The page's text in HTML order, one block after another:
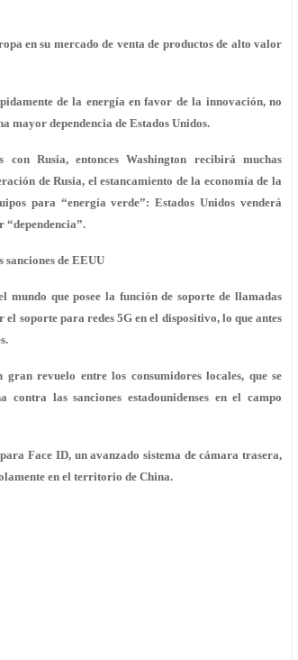
en su mercado de venta de productos de alto valor
de la energía en favor de la innovación, no
mayor dependencia de Estados Unidos.
Rusia, entonces Washington recibirá muchas
de Rusia, el estancamiento de la economía de la
para “energía verde”: Estados Unidos venderá
“dependencia”.
de EEUU
que posee la función de soporte de llamadas
soporte para redes 5G en el dispositivo, lo que antes
revuelo entre los consumidores locales, que se
las sanciones estadounidenses en el campo
Face ID, un avanzado sistema de cámara trasera,
en el territorio de China.